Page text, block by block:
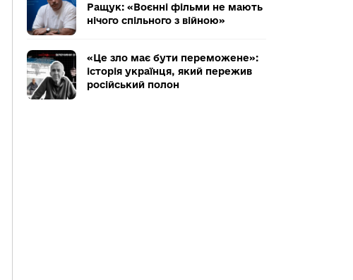
Ращук: «Воєнні фільми не мають
нічого спільного з війною»
«Це зло має бути переможене»:
історія українця, який пережив
російський полон